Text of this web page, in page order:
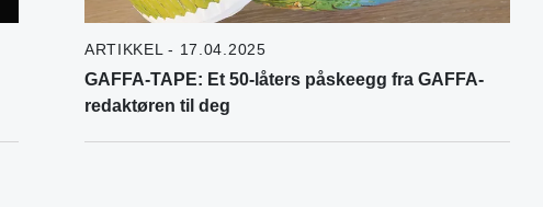
ARTIKKEL - 17.04.2025
GAFFA-TAPE: Et 50-låters påskeegg fra GAFFA-
redaktøren til deg